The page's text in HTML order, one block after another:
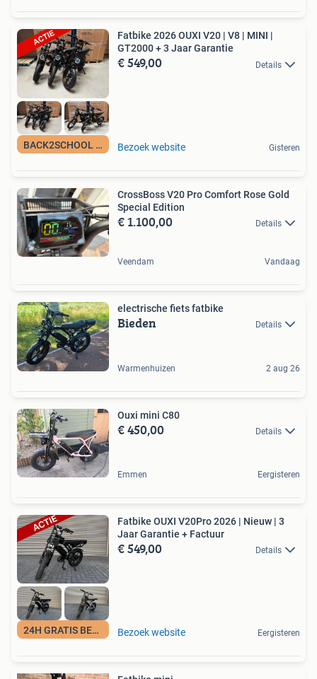
BACK2SCHOOL ACTIE!
Fatbike 2026 OUXI V20 | V8 | MINI |
GT2000 + 3 Jaar Garantie
€ 549,00 Details
Bezoek website Gisteren
CrossBoss V20 Pro Comfort Rose Gold
Special Edition
€ 1.100,00 Details
Veendam Vandaag
electrische fiets fatbike
Bieden Details
Warmenhuizen 2 aug 26
Ouxi mini C80
€ 450,00 Details
Emmen Eergisteren
24H GRATIS BEZORGD
Fatbike OUXI V20Pro 2026 | Nieuw | 3
Jaar Garantie + Factuur
€ 549,00 Details
Bezoek website Eergisteren